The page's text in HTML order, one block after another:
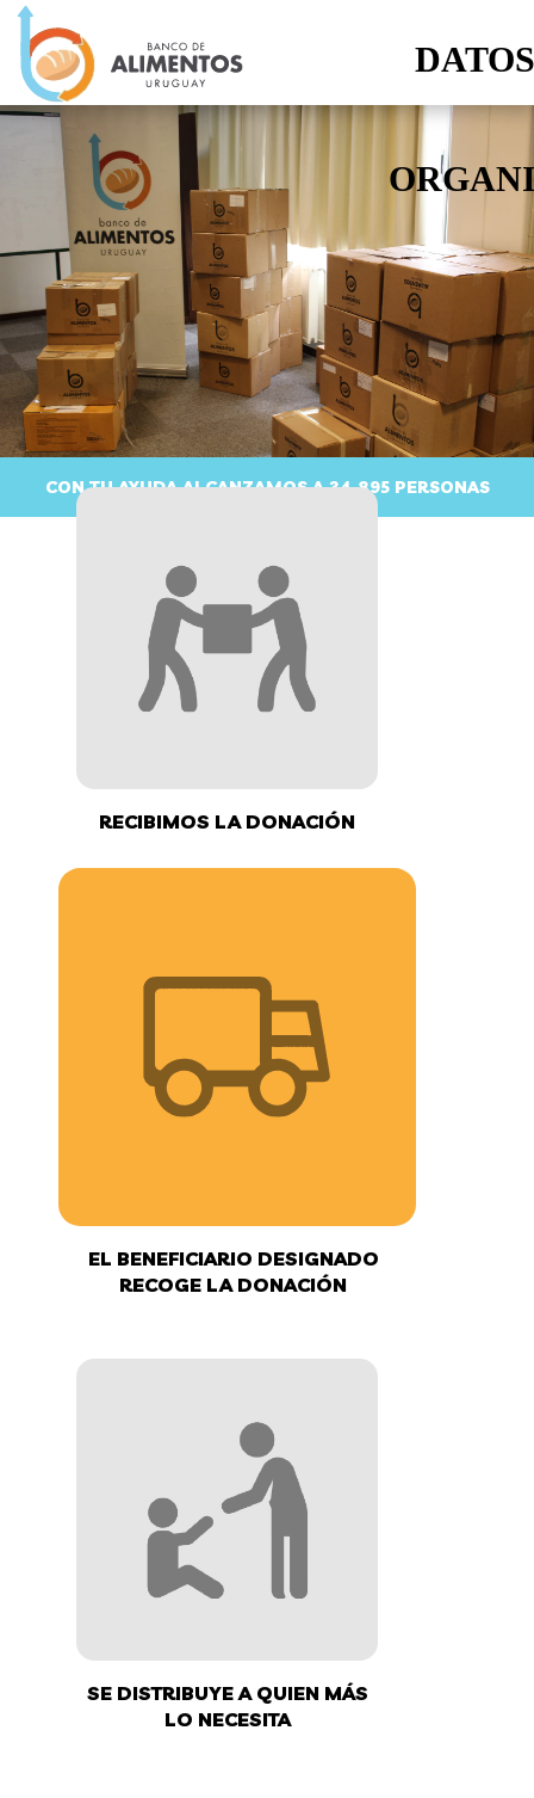
CON TU AYUDA ALCANZAMOS A 34.895 PERSONAS
RECIBIMOS LA DONACIÓN
EL BENEFICIARIO DESIGNADO
RECOGE LA DONACIÓN
SE DISTRIBUYE A QUIEN MÁS
LO NECESITA